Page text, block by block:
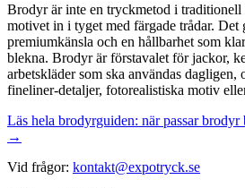
Brodyr är inte en tryckmetod i traditionell
motivet in i tyget med färgade trådar. Det
premiumkänsla och en hållbarhet som
blekna. Brodyr är förstavalet för jackor,
arbetskläder som ska användas dagligen,
fineliner-detaljer, fotorealistiska motiv
Läs hela brodyrguiden: när passar brodyr
→
Vid frågor: kontakt@expotryck.se